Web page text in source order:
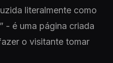
literalmente como
- é uma página criada
o visitante tomar